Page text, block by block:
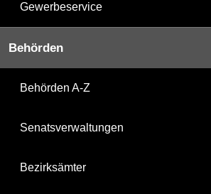
Gewerbeservice
Behörden
Behörden A-Z
Senatsverwaltungen
Bezirksämter